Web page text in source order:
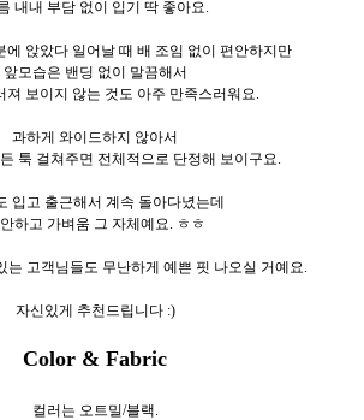
내내 부담 없이 입기 딱 좋아요.
에 앉았다 일어날 때 배 조임 없이 편안하지만
앞모습은 밴딩 없이 말끔해서
져 보이지 않는 것도 아주 만족스러워요.
과하게 와이드하지 않아서
툭 걸쳐주면 전체적으로 단정해 보이구요.
입고 출근해서 계속 돌아다녔는데
하고 가벼움 그 자체예요. ㅎㅎ
는 고객님들도 무난하게 예쁜 핏 나오실 거예요.
자신있게 추천드립니다 :)
Color & Fabric
컬러는 오트밀/블랙.